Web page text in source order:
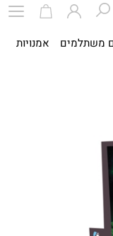
משתלמים אמנויות